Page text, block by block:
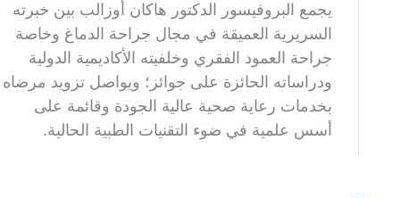
يجمع البروفيسور الدكتور هاكان أوزالب بين خبرته
السريرية العميقة في مجال جراحة الدماغ وخاصة
جراحة العمود الفقري وخلفيته الأكاديمية الدولية
ودراساته الحائزة على جوائز؛ ويواصل تزويد مرضاه
بخدمات رعاية صحية عالية الجودة وقائمة على
أسس علمية في ضوء التقنيات الطبية الحالية.